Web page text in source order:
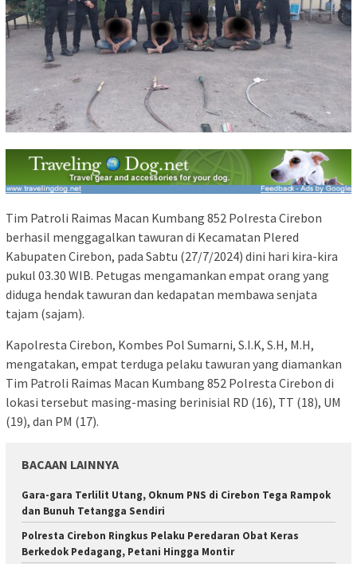
Tim Patroli Raimas Macan Kumbang 852 Polresta Cirebon
berhasil menggagalkan tawuran di Kecamatan Plered
Kabupaten Cirebon, pada Sabtu (27/7/2024) dini hari kira-kira
pukul 03.30 WIB. Petugas mengamankan empat orang yang
diduga hendak tawuran dan kedapatan membawa senjata
tajam (sajam).
Kapolresta Cirebon, Kombes Pol Sumarni, S.I.K, S.H, M.H,
mengatakan, empat terduga pelaku tawuran yang diamankan
Tim Patroli Raimas Macan Kumbang 852 Polresta Cirebon di
lokasi tersebut masing-masing berinisial RD (16), TT (18), UM
(19), dan PM (17).
BACAAN LAINNYA
Gara-gara Terlilit Utang, Oknum PNS di Cirebon Tega Rampok
dan Bunuh Tetangga Sendiri
Polresta Cirebon Ringkus Pelaku Peredaran Obat Keras
Berkedok Pedagang, Petani Hingga Montir